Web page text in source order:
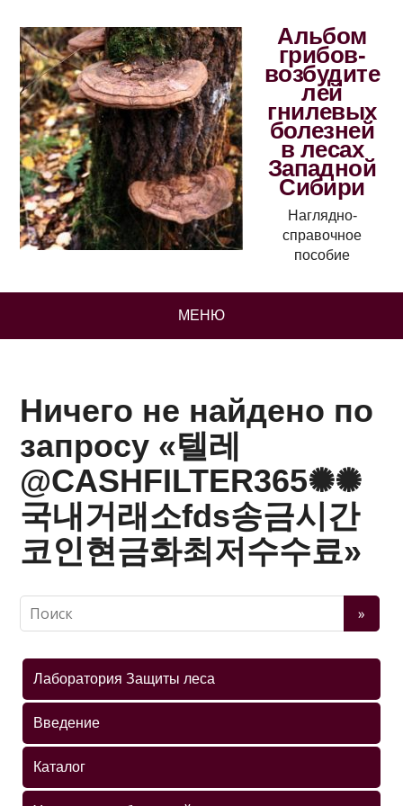
Альбом
грибов-
возбудите
лей
гнилевых
болезней
в лесах
Западной
Сибири
Наглядно-
справочное
пособие
МЕНЮ
Ничего не найдено по
запросу «텔레
@CASHFILTER365✺✺
국내거래소fds송금시간
코인현금화최저수수료»
Лаборатория Защиты леса
Введение
Каталог